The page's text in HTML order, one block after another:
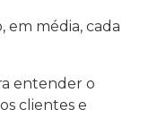
média, cada
entender o
clientes e